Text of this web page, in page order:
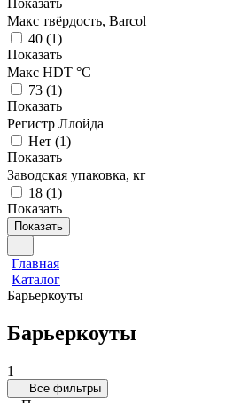
Показать
Макс твёрдость, Barcol
40 (1)
Показать
Макс HDT °С
73 (1)
Показать
Регистр Ллойда
Нет (1)
Показать
Заводская упаковка, кг
18 (1)
Показать
Показать
Главная
Каталог
Барьеркоуты
Барьеркоуты
1
Все фильтры